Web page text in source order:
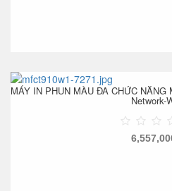
MÁY IN PHUN MÀU ĐA CHỨC NĂNG
Network-